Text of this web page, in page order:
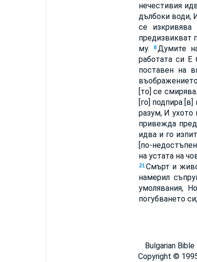
нечестивия
дълбоки води,
се изкривява
предизвикват
му.
8Думите
работата си Е
поставен на
[то] се смирява.
[го] подпира
разум, И ухото
привежда
идва и го
[по-
на устата на
21 Смърт и
намерил
умолявания,
погубването
Bulgarian Bible
Copyright ©